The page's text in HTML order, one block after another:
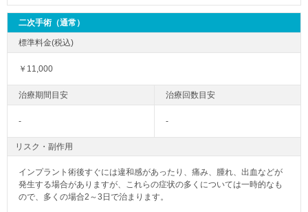
二次手術（通常）
￥11,000
- -
リスク・副作用
インプラント術後すぐには違和感があったり、痛み、腫れ、出血などが
発生する場合がありますが、これらの症状の多くについては一時的なも
ので、多くの場合2～3日で治まります。